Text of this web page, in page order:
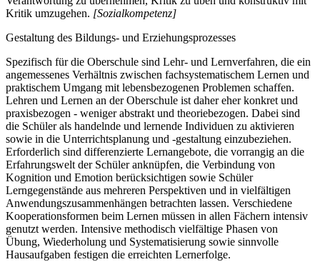
Kritik umzugehen. [Sozialkompetenz]
Gestaltung des Bildungs- und Erziehungsprozesses
Spezifisch für die Oberschule sind Lehr- und Lernverfahren, die ein
angemessenes Verhältnis zwischen fachsystematischem Lernen und
praktischem Umgang mit lebensbezogenen Problemen schaffen.
Lehren und Lernen an der Oberschule ist daher eher konkret und
praxisbezogen - weniger abstrakt und theoriebezogen. Dabei sind
die Schüler als handelnde und lernende Individuen zu aktivieren
sowie in die Unterrichtsplanung und -gestaltung einzubeziehen.
Erforderlich sind differenzierte Lernangebote, die vorrangig an die
Erfahrungswelt der Schüler anknüpfen, die Verbindung von
Kognition und Emotion berücksichtigen sowie Schüler
Lerngegenstände aus mehreren Perspektiven und in vielfältigen
Anwendungszusammenhängen betrachten lassen. Verschiedene
Kooperationsformen beim Lernen müssen in allen Fächern intensiv
genutzt werden. Intensive methodisch vielfältige Phasen von
Übung, Wiederholung und Systematisierung sowie sinnvolle
Hausaufgaben festigen die erreichten Lernerfolge.